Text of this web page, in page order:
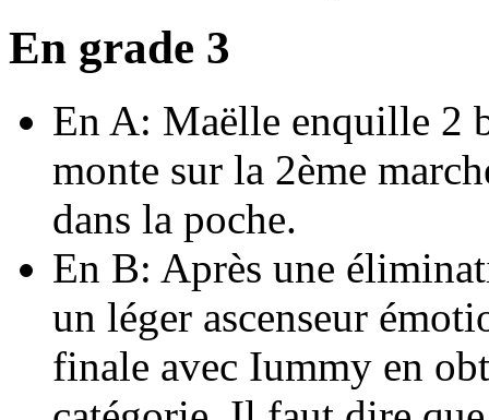
En grade 3
En A: Maëlle enquille 2
monte sur la 2ème
dans la poche.
En B: Après une
un léger ascenseur
finale avec Iummy en